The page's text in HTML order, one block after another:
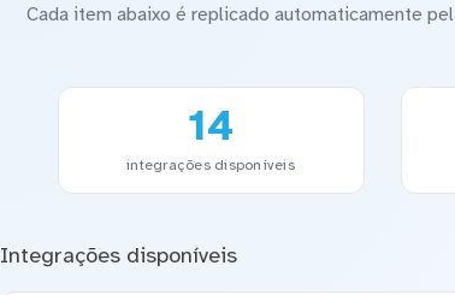
Cada item abaixo é replicado automaticamente
14
integrações disponíveis
Integrações disponíveis